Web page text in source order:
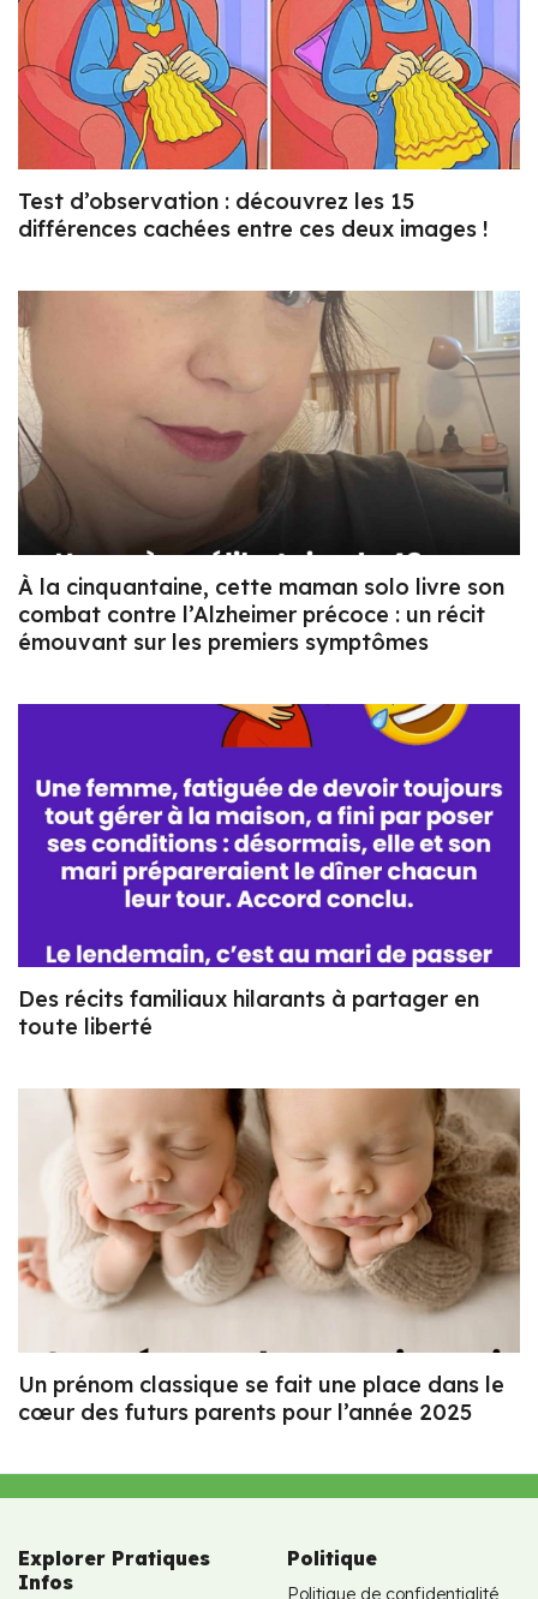
Test d’observation : découvrez les 15
différences cachées entre ces deux images !
À la cinquantaine, cette maman solo livre son
combat contre l’Alzheimer précoce : un récit
émouvant sur les premiers symptômes
Des récits familiaux hilarants à partager en
toute liberté
Un prénom classique se fait une place dans le
cœur des futurs parents pour l’année 2025
Explorer Pratiques
Infos
Politique
Politique de confidentialité